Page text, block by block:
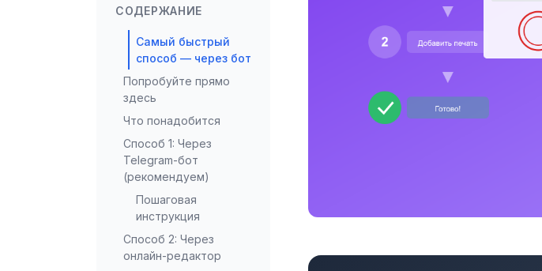
СОДЕРЖАНИЕ
Самый быстрый
способ — через бот
Попробуйте прямо
здесь
Что понадобится
Способ 1: Через
Telegram-бот
(рекомендуем)
Пошаговая
инструкция
Способ 2: Через
онлайн-редактор